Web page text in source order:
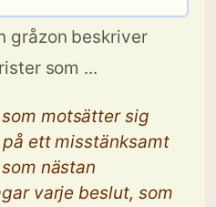
gråzon beskriver
som ...
motsätter sig
ett misstänksamt
nästan
varje beslut, som